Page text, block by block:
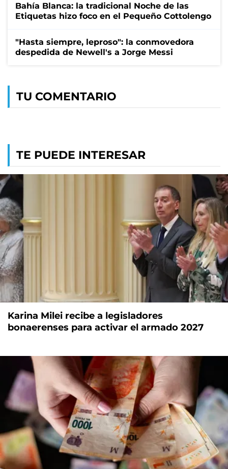
Bahía Blanca: la tradicional Noche de las
Etiquetas hizo foco en el Pequeño Cottolengo
"Hasta siempre, leproso": la conmovedora
despedida de Newell's a Jorge Messi
TU COMENTARIO
TE PUEDE INTERESAR
Karina Milei recibe a legisladores
bonaerenses para activar el armado 2027